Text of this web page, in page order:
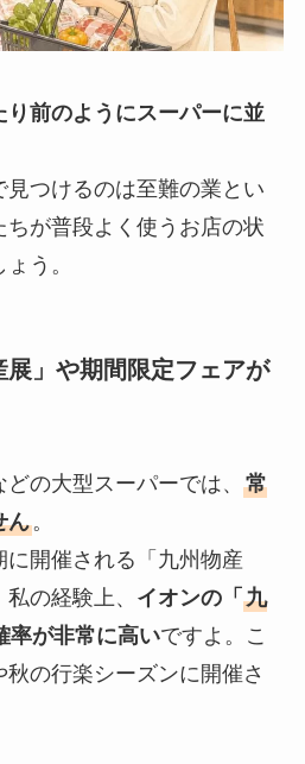
り前のようにスーパーに並
見つけるのは至難の業とい
ちが普段よく使うお店の状
う。
展」や期間限定フェアが
の大型スーパーでは、 常
ん。
開催される「九州物産
の経験上、 イオンの「 九
率が非常に高いですよ。こ
の行楽シーズンに開催さ